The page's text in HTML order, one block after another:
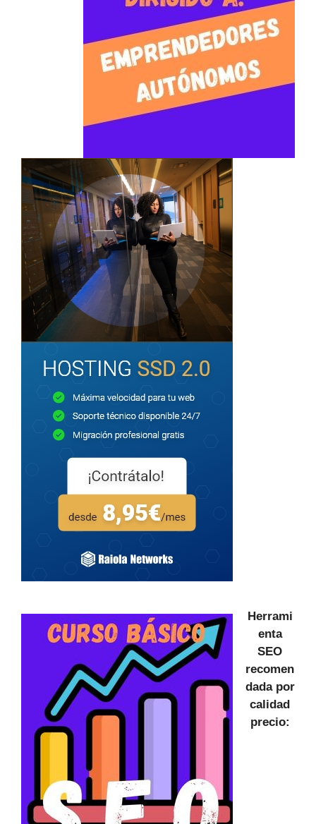
Herrami
enta
SEO
recomen
dada por
calidad
precio: